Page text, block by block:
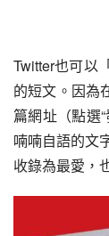
Twitter也可以
的短文。因為
篇網址（點選
喃喃自語的文
收錄為最愛，